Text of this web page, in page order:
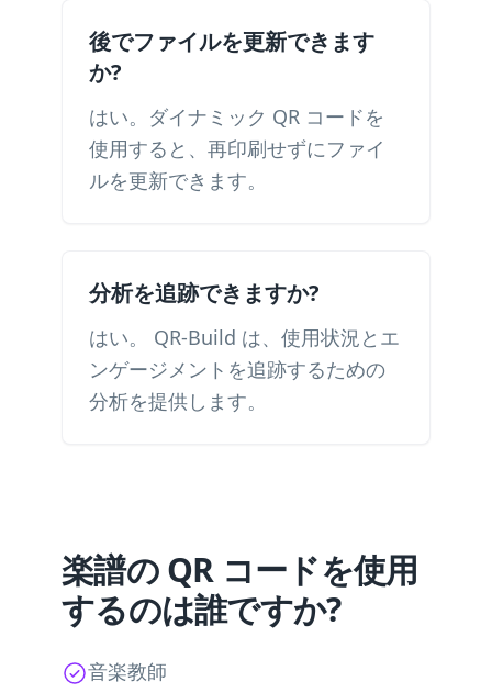
後でファイルを更新できます
か?
はい。ダイナミック QR コードを
使用すると、再印刷せずにファイ
ルを更新できます。
分析を追跡できますか?
はい。 QR-Build は、使用状況とエ
ンゲージメントを追跡するための
分析を提供します。
楽譜の QR コードを使用
するのは誰ですか?
音楽教師